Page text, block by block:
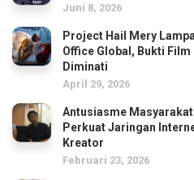
Juni 8, 2026
Project Hail Mery
Office Global, Bukti
Diminati
April 29, 2026
Antusiasme
Perkuat Jaringan
Kreator
Februari 23, 2026